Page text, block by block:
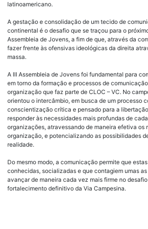
latinoamericano.
A gestação e consolidação de um tecido de
continental é o desafio que se traçou para o
Assembleia de Jovens, a fim de que, através da
fazer frente às ofensivas ideológicas da direita
massa.
A III Assembleia de Jovens foi fundamental para
em torno da formação e processos de
organização que faz parte de CLOC – VC. No
orientou o intercâmbio, em busca de um processo
conscientização crítica e pensado para a
responder às necessidades mais profundas de
organizações, atravessando de maneira efetiva os
organização, e potencializando as possibilidades
realidade.
Do mesmo modo, a comunicação permite que
conhecidas, socializadas e que contagiem umas
avançar de maneira cada vez mais firme no
fortalecimento definitivo da Via Campesina.